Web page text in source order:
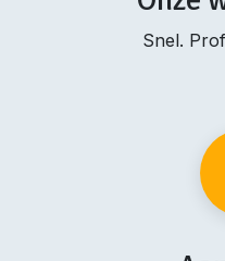
Snel.